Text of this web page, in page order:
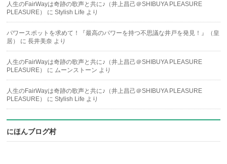
人生のFairWayは奇跡の歌声と共に♪（井上昌己＠SHIBUYA PLEASURE
PLEASURE）
にStylish Life より
パワースポットを求めて！『最高のパワーを持つ不思議な井戸を発見！』（皇
居）
に長井美奈 より
人生のFairWayは奇跡の歌声と共に♪（井上昌己＠SHIBUYA PLEASURE
PLEASURE）
に ムーンストーン より
人生のFairWayは奇跡の歌声と共に♪（井上昌己＠SHIBUYA PLEASURE
PLEASURE）
にStylish Life より
にほんブログ村